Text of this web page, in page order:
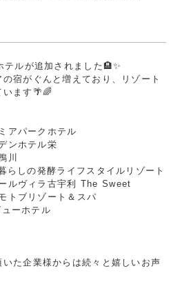
ルが追加されました🏨✨
宿がぐんと増えており、リゾート
います🌴🌈
パークホテル
ンホテル栄
川
しの発酵ライフスタイルリゾート
ヴィラ古宇利 The Sweet
ブリゾート＆スパ
ーホテル
た企業様からは続々と嬉しいお声